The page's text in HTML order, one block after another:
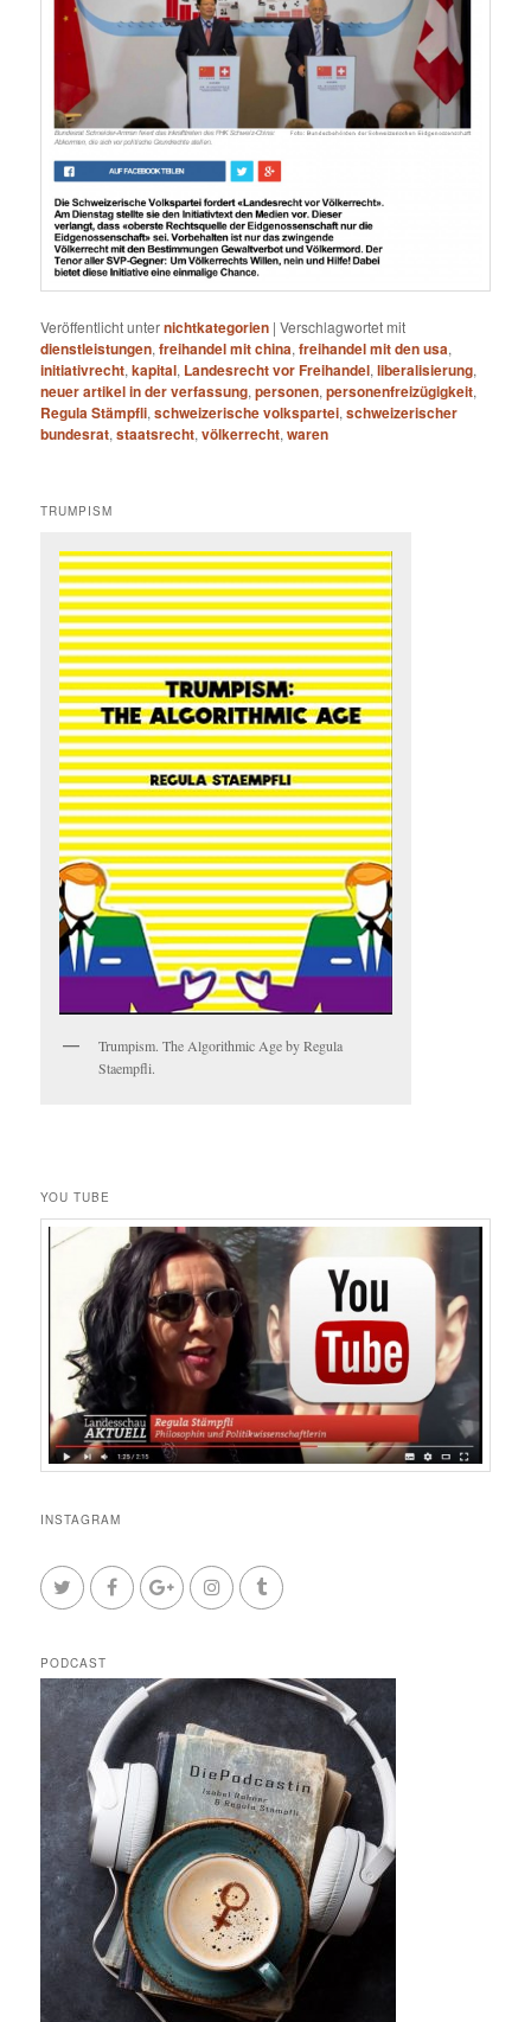
Veröffentlicht unternichtkategorien |Verschlagwortet mit
dienstleistungen,freihandel mit china,freihandel mit den usa,
initiativrecht,kapital, Landesrecht vor Freihandel,liberalisierung,
neuer artikel in der verfassung,personen,personenfreizügigkeit,
Regula Stämpfli,schweizerische volkspartei,schweizerischer
bundesrat,staatsrecht,völkerrecht,waren
TRUMPISM
Trumpism. The Algorithmic Age by Regula
Staempfli.
YOU TUBE
INSTAGRAM
PODCAST